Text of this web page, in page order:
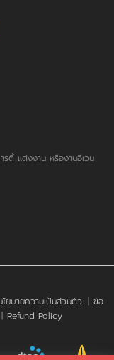
ร์ตี้ แต่งงาน หรืองานอีเวน
โยบายความเป็นส่วนตัว | ข้อ
| Refund Policy